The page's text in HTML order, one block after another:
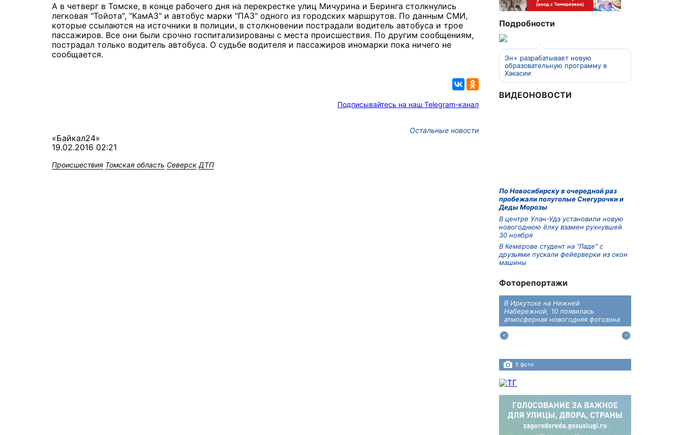
А в четверг в Томске, в конце рабочего дня на перекрестке улиц Мичурина и Беринга столкнулись
легковая "Тойота", "КамАЗ" и автобус марки "ПАЗ" одного из городских маршрутов. По данным СМИ,
которые ссылаются на источники в полиции, в столкновении пострадали водитель автобуса и трое
пассажиров. Все они были срочно госпитализированы с места происшествия. По другим сообщениям,
пострадал только водитель автобуса. О судьбе водителя и пассажиров иномарки пока ничего не
сообщается.
Подписывайтесь на наш Telegram-канал
Остальные новости
«Байкал24»
19.02.2016 02:21
Происшествия Томская область Северск ДТП
Подробности
Эн+ разрабатывает новую
образовательную программу в
Хакасии
ВИДЕОНОВОСТИ
По Новосибирску в очередной раз
пробежали полуголые Снегурочки и
Деды Морозы
В центре Улан-Удэ установили новую
новогоднюю ёлку взамен рухнувшей
30 ноября
В Кемерове студент на "Ладе" с
друзьями пускали фейерверки из окон
машины
Фоторепортажи
В Иркутске на Нижней
Набережной, 10 появилась
атмосферная новогодняя фотозона
5 фото